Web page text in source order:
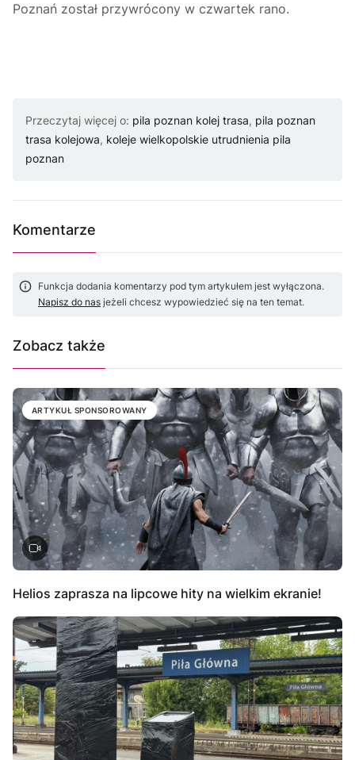
Poznań został przywrócony w czwartek rano.
Przeczytaj więcej o: pila poznan kolej trasa, pila poznan
trasa kolejowa, koleje wielkopolskie utrudnienia pila
poznan
Komentarze
Funkcja dodania komentarzy pod tym artykułem jest wyłączona.
Napisz do nas jeżeli chcesz wypowiedzieć się na ten temat.
Zobacz także
ARTYKUŁ SPONSOROWANY
Helios zaprasza na lipcowe hity na wielkim ekranie!